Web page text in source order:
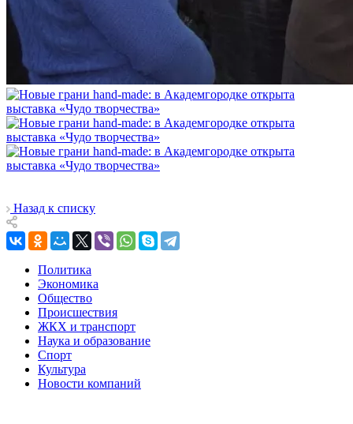
Назад к списку
Политика
Экономика
Общество
Происшествия
ЖКХ и транспорт
Наука и образование
Спорт
Культура
Новости компаний